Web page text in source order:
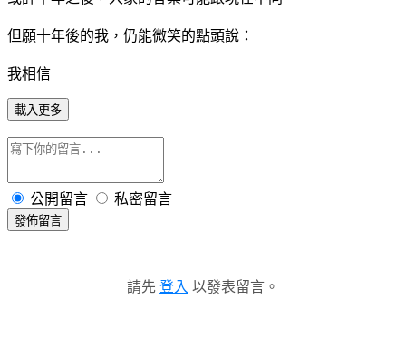
但願十年後的我，仍能微笑的點頭說：
我相信
載入更多
公開留言 私密留言
發佈留言
請先 登入 以發表留言。